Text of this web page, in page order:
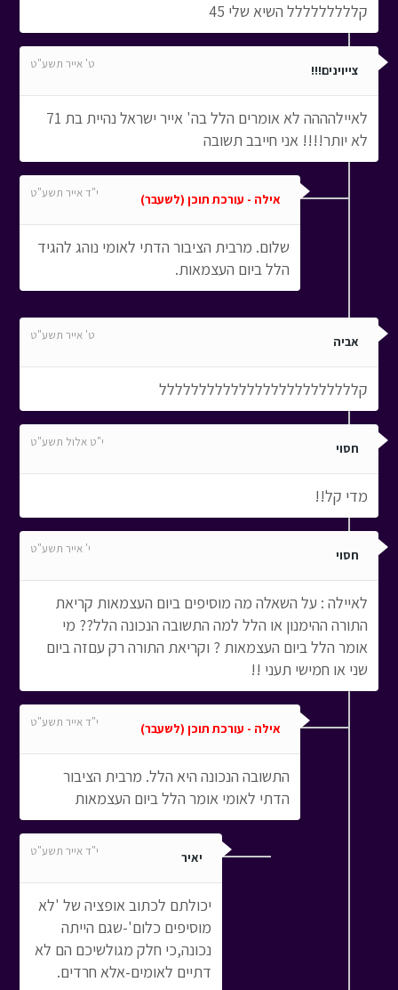
קללללללללל השיא שלי 45
צייוינים!!! ט' אייר תשע"ט
לאיילהההה לא אומרים הלל בה' אייר ישראל נהיית בת 71
לא יותר!!!! אני חייבב תשובה
אילה - עורכת תוכן (לשעבר) י"ד אייר תשע"ט
שלום. מרבית הציבור הדתי לאומי נוהג להגיד
הלל ביום העצמאות.
אביה ט' אייר תשע"ט
קללללללללללללללללללללללללל
חסוי י"ט אלול תשע"ט
מדי קל!!
חסוי י' אייר תשע"ט
לאיילה : על השאלה מה מוסיפים ביום העצמאות קריאת
התורה ההימנון או הלל למה התשובה הנכונה הלל?? מי
אומר הלל ביום העצמאות ? וקריאת התורה רק עםזה ביום
שני או חמישי תעני !!
אילה - עורכת תוכן (לשעבר) י"ד אייר תשע"ט
התשובה הנכונה היא הלל. מרבית הציבור
הדתי לאומי אומר הלל ביום העצמאות
יאיר י"ד אייר תשע"ט
יכולתם לכתוב אופציה של 'לא
מוסיפים כלום'-שגם הייתה
נכונה,כי חלק מגולשיכם הם לא
דתיים לאומים-אלא חרדים.